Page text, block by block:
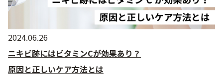
2024.06.26
ニキビ跡にはビタミンCが効果あり？
原因と正しいケア方法とは